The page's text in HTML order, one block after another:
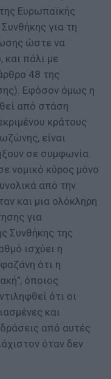
Ευρωπαϊκής
για τη
ώστε να
και πάλι με
48 της
Εφόσον όμως η
από στάση
κράτους
είναι
σε συμφωνία.
νομικό κύρος μόνο
από την
και μια ολόκληρη
για
Συνθήκης της
ισχύει η
ότι η
όποιος
ότι οι
και
από αυτές
όταν δεν